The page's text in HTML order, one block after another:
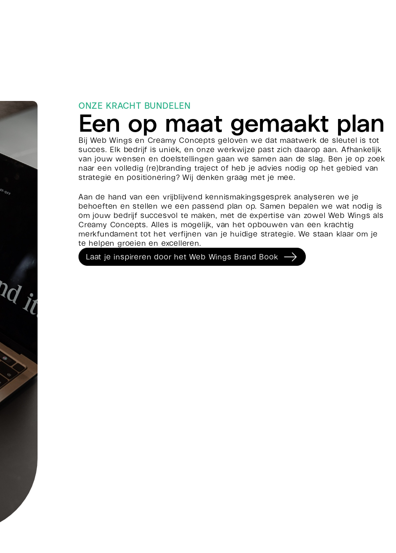
ONZE KRACHT BUNDELEN
Een op maat gemaakt plan
Bij Web Wings en Creamy Concepts geloven we dat maatwerk de sleutel is tot
succes. Elk bedrijf is uniek, en onze werkwijze past zich daarop aan. Afhankelijk
van jouw wensen en doelstellingen gaan we samen aan de slag. Ben je op zoek
naar een volledig (re)branding traject of heb je advies nodig op het gebied van
strategie en positionering? Wij denken graag met je mee.
Aan de hand van een vrijblijvend kennismakingsgesprek analyseren we je
behoeften en stellen we een passend plan op. Samen bepalen we wat nodig is
om jouw bedrijf succesvol te maken, met de expertise van zowel Web Wings als
Creamy Concepts. Alles is mogelijk, van het opbouwen van een krachtig
merkfundament tot het verfijnen van je huidige strategie. We staan klaar om je
te helpen groeien en excelleren.
Laat je inspireren door het Web Wings Brand Book